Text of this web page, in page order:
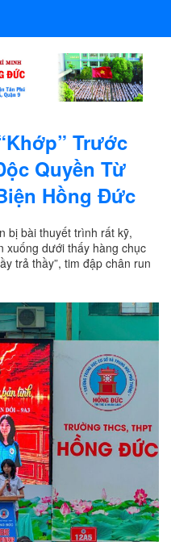
Trước
Quyền Từ
Hồng Đức
bị bài thuyết trình rất kỹ,
xuống dưới thấy hàng chục
trả thầy”, tim đập chân run